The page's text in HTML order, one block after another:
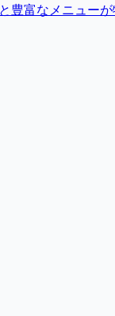
豊富なメニュー